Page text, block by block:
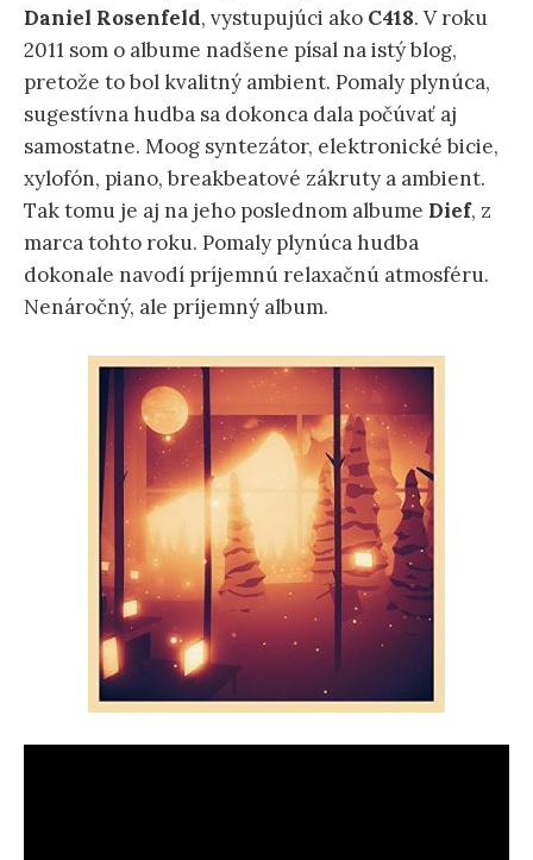
Daniel Rosenfeld, vystupujúci ako C418. V roku
2011 som o albume nadšene písal na istý blog,
pretože to bol kvalitný ambient. Pomaly plynúca,
sugestívna hudba sa dokonca dala počúvať aj
samostatne. Moog syntezátor, elektronické bicie,
xylofón, piano, breakbeatové zákruty a ambient.
Tak tomu je aj na jeho poslednom albume Dief, z
marca tohto roku. Pomaly plynúca hudba
dokonale navodí príjemnú relaxačnú atmosféru.
Nenáročný, ale príjemný album.